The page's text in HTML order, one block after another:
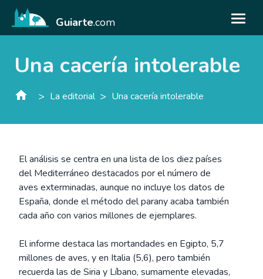
Guiarte.com
Una cacería intolerable
> La editorial > Una cacería intolerable
El análisis se centra en una lista de los diez países
del Mediterráneo destacados por el número de
aves exterminadas, aunque no incluye los datos de
España, donde el método del parany acaba también
cada año con varios millones de ejemplares.
El informe destaca las mortandades en Egipto, 5,7
millones de aves, y en Italia (5,6), pero también
recuerda las de Siria y Líbano, sumamente elevadas,